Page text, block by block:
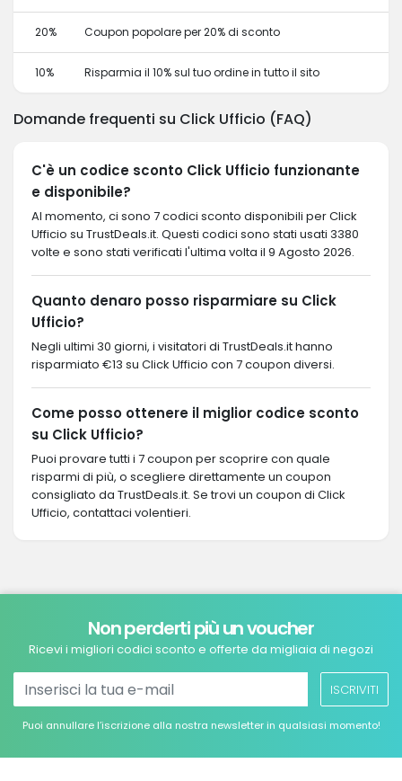
20% Coupon popolare per 20% di sconto
10% Risparmia il 10% sul tuo ordine in tutto il sito
Domande frequenti su Click Ufficio (FAQ)
C'è un codice sconto Click Ufficio funzionante
e disponibile?
Al momento, ci sono 7 codici sconto disponibili per Click
Ufficio su TrustDeals.it. Questi codici sono stati usati 3380
volte e sono stati verificati l'ultima volta il 9 Agosto 2026.
Quanto denaro posso risparmiare su Click
Ufficio?
Negli ultimi 30 giorni, i visitatori di TrustDeals.it hanno
risparmiato €13 su Click Ufficio con 7 coupon diversi.
Come posso ottenere il miglior codice sconto
su Click Ufficio?
Puoi provare tutti i 7 coupon per scoprire con quale
risparmi di più, o scegliere direttamente un coupon
consigliato da TrustDeals.it. Se trovi un coupon di Click
Ufficio, contattaci volentieri.
Non perderti più un voucher
Ricevi i migliori codici sconto e offerte da migliaia di negozi
ISCRIVITI
Puoi annullare l’iscrizione alla nostra newsletter in qualsiasi momento!